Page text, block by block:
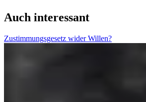
Auch interessant
Zustimmungsgesetz wider Willen?